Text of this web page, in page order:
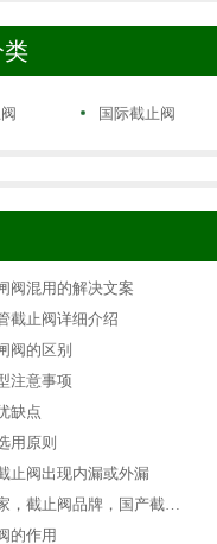
类
国际截止阀
阀混用的解决文案
截止阀详细介绍
阀的区别
注意事项
缺点
用原则
止阀出现内漏或外漏
，截止阀品牌，国产截…
的作用